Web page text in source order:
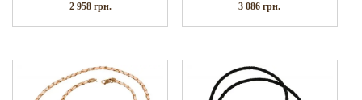
2 958 грн. 3 086грн.